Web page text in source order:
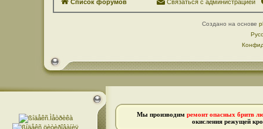
Список форумов Связаться с администрацией
Создано на основе
Мы производим ремонт опасных бритв
окисления режущей